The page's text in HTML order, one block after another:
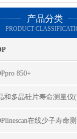
产品分类
PRODUCT
850+
在线少子寿命